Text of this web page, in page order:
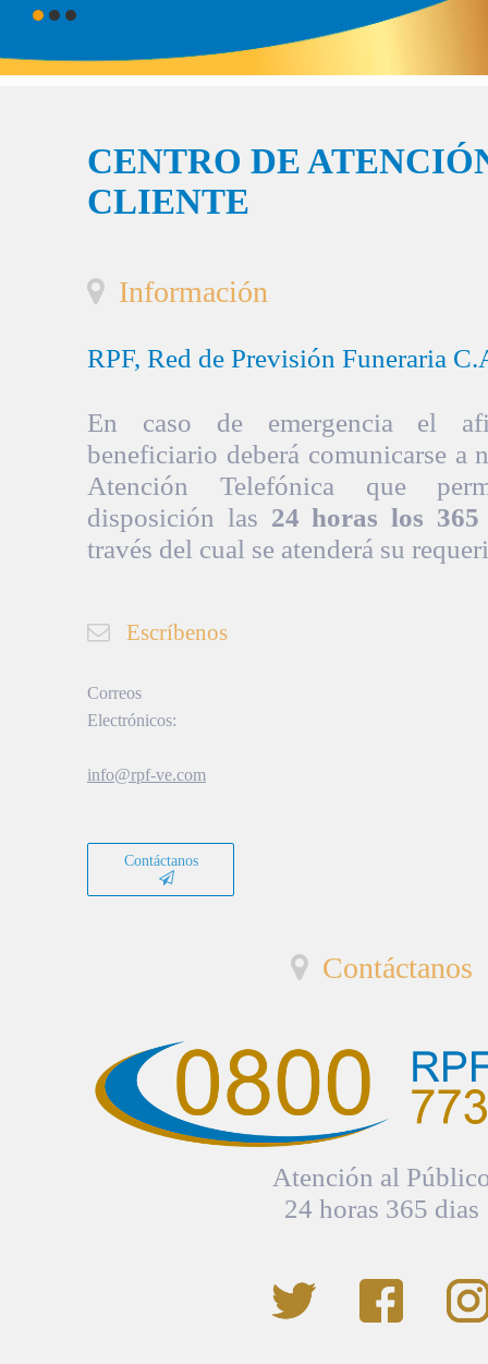
CENTRO DE
CLIENTE
Información
RPF, Red de Previsión Funeraria
En caso de emergencia el
beneficiario deberá comunicarse a
Atención Telefónica que
disposición las 24 horas los
través del cual se atenderá su
Escríbenos
Correos
Electrónicos:
info@rpf-ve.com
Contáctanos
Contáctanos
Atención al
24 horas 365 dias